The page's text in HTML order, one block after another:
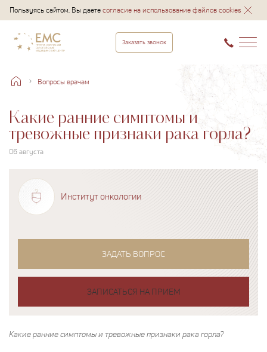
Пользуясь сайтом, Вы даетесогласие на использование файлов cookies
Заказать звонок
Вопросы врачам
Какие ранние симптомы и
тревожные признаки рака горла?
06 августа
Институт онкологии
ЗАДАТЬ ВОПРОС
ЗАПИСАТЬСЯ НА ПРИЕМ
Какие ранние симптомы и тревожные признаки рака горла?